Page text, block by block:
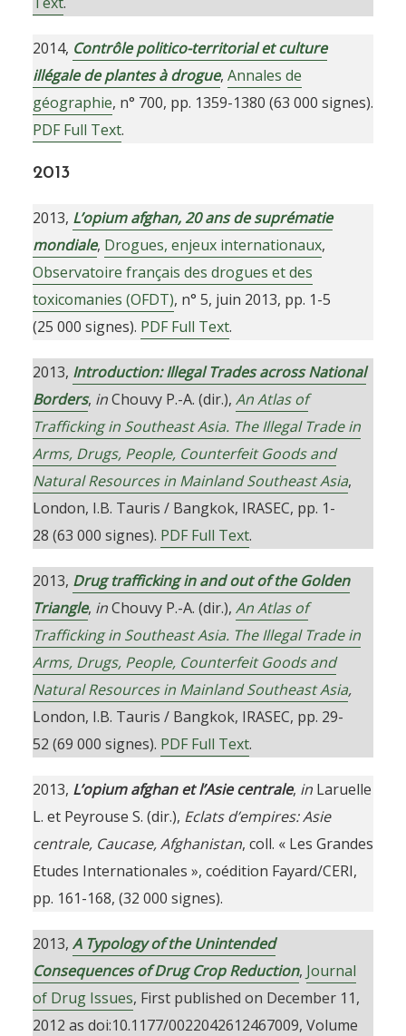
2014, Contrôle politico-territorial et culture
illégale de plantes à drogue, Annales de
géographie, n° 700, pp. 1359-1380 (63 000 signes).
PDF Full Text.
2013
2013, L’opium afghan, 20 ans de suprématie
mondiale, Drogues, enjeux internationaux,
Observatoire français des drogues et des
toxicomanies (OFDT), n° 5, juin 2013, pp. 1-5
(25 000 signes). PDF Full Text.
2013, Introduction: Illegal Trades across National
Borders, inChouvy P.-A. (dir.), An Atlas of
Trafficking in Southeast Asia. The Illegal Trade in
Arms, Drugs, People, Counterfeit Goods and
Natural Resources in Mainland Southeast Asia,
London, I.B. Tauris / Bangkok, IRASEC, pp. 1-
28 (63 000 signes). PDF Full Text.
2013, Drug trafficking in and out of the Golden
Triangle, inChouvy P.-A. (dir.), An Atlas of
Trafficking in Southeast Asia. The Illegal Trade in
Arms, Drugs, People, Counterfeit Goods and
Natural Resources in Mainland Southeast Asia,
London, I.B. Tauris / Bangkok, IRASEC, pp. 29-
52 (69 000 signes). PDF Full Text.
2013, L’opium afghan et l’Asie centrale, inLaruelle
L. et Peyrouse S. (dir.), Eclats d’empires: Asie
centrale, Caucase, Afghanistan, coll. « Les Grandes
Etudes Internationales », coédition Fayard/CERI,
pp. 161-168, (32 000 signes).
2013, A Typology of the Unintended
Consequences of Drug Crop Reduction, Journal
of Drug Issues, First published on December 11,
2012 as doi:10.1177/0022042612467009, Volume